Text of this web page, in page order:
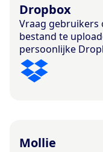
Dropbox
Vraag gebruikers
bestand te
persoonlijke
Mollie